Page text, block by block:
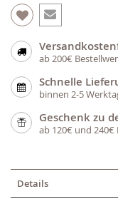
ab 200€
Schnelle
binnen 2-5
Geschenk zu
ab 120€ und 240€
Details